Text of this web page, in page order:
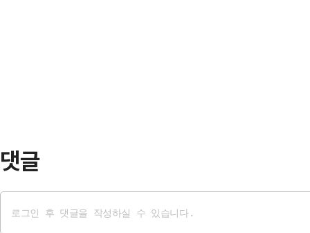
댓글